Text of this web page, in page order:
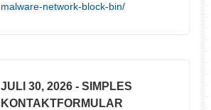
malware-network-block-bin/
JULI 30, 2026 - SIMPLES
KONTAKTFORMULAR